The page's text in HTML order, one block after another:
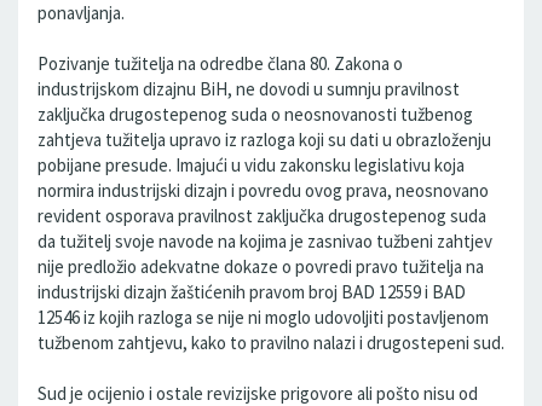
ponavljanja.
Pozivanje tužitelja na odredbe člana 80. Zakona o
industrijskom dizajnu BiH, ne dovodi u sumnju pravilnost
zaključka drugostepenog suda o neosnovanosti tužbenog
zahtjeva tužitelja upravo iz razloga koji su dati u obrazloženju
pobijane presude. Imajući u vidu zakonsku legislativu koja
normira industrijski dizajn i povredu ovog prava, neosnovano
revident osporava pravilnost zaključka drugostepenog suda
da tužitelj svoje navode na kojima je zasnivao tužbeni zahtjev
nije predložio adekvatne dokaze o povredi pravo tužitelja na
industrijski dizajn žaštićenih pravom broj BAD 12559 i BAD
12546 iz kojih razloga se nije ni moglo udovoljiti postavljenom
tužbenom zahtjevu, kako to pravilno nalazi i drugostepeni sud.
Sud je ocijenio i ostale revizijske prigovore ali pošto nisu od